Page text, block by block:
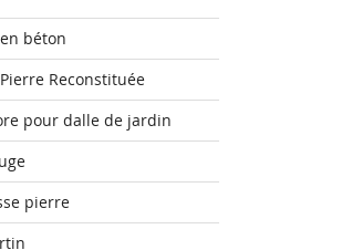
béton
Reconstituée
pour dalle de jardin
pierre